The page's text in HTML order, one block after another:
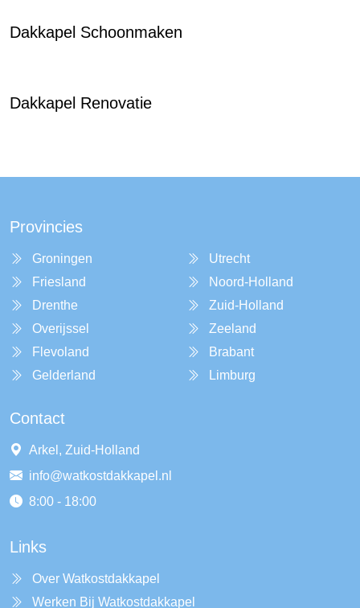
Dakkapel Schoonmaken
Dakkapel Renovatie
Provincies
Groningen
Friesland
Drenthe
Overijssel
Flevoland
Gelderland
Utrecht
Noord-Holland
Zuid-Holland
Zeeland
Brabant
Limburg
Contact
Arkel, Zuid-Holland
info@watkostdakkapel.nl
8:00 - 18:00
Links
Over Watkostdakkapel
Werken Bij Watkostdakkapel